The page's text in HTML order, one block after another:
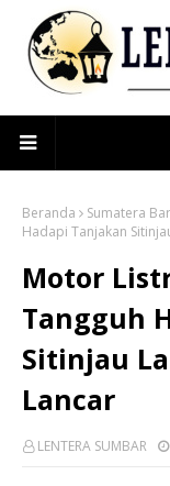
Beranda Sumatera
Hadapi Tanjakan
Motor
Tangguh
Sitinjau
Lancar
LENTERA SUMBAR